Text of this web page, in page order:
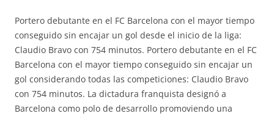
Portero debutante en el FC Barcelona con el mayor tiempo
conseguido sin encajar un gol desde el inicio de la liga:
Claudio Bravo con 754 minutos. Portero debutante en el FC
Barcelona con el mayor tiempo conseguido sin encajar un
gol considerando todas las competiciones: Claudio Bravo
con 754 minutos. La dictadura franquista designó a
Barcelona como polo de desarrollo promoviendo una